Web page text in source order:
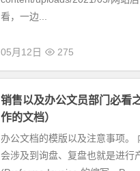
看，一边...
05月12日 275
销售以及办公文员部门必看
作的文档）
办公文档的模版以及注意事项。
会涉及到询盘、复盘也就是进行